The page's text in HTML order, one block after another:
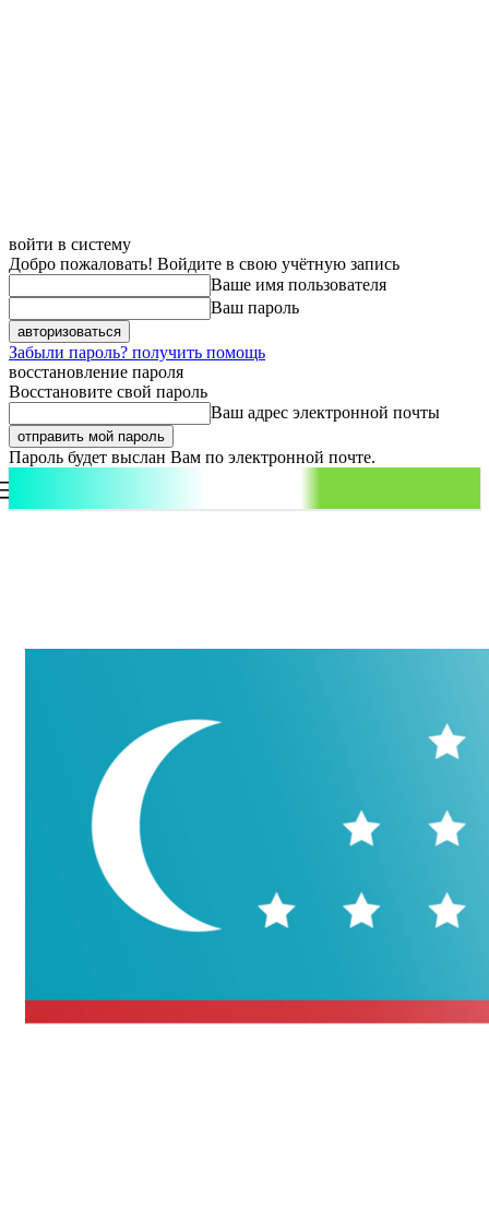
войти в систему
Добро пожаловать! Войдите в свою учётную запись
Ваше имя пользователя
Ваш пароль
Забыли пароль? получить помощь
восстановление пароля
Восстановите свой пароль
Ваш адрес электронной почты
Пароль будет выслан Вам по электронной почте.